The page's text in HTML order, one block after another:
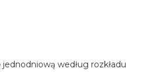
według rozkładu